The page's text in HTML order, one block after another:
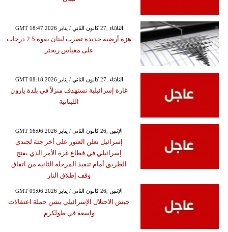
GMT 18:47 2026 الثلاثاء ,27 كانون الثاني / يناير
هزة أرضية جديدة تضرب لبنان بقوة 2.5 درجات
على مقياس ريختر
GMT 08:18 2026 الثلاثاء ,27 كانون الثاني / يناير
غارة إسرائيلية تستهدف منزلاً في بلدة يارون
اللبنانية
GMT 16:06 2026 الإثنين ,26 كانون الثاني / يناير
إسرائيل تعلن العثور على أخر جثة لجندي
إسرائيلي في قطاع غزة الأمر الذي يفتح
الطريق أمام تنفيذ المرحلة الثانية من اتفاق
وقف إطلاق النار
GMT 09:06 2026 الإثنين ,26 كانون الثاني / يناير
جيش الاحتلال الإسرائيلي يشن حملة اعتقالات
واسعة في طولكرم